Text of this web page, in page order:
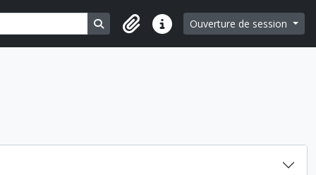
Search in browse page
Liens rapidesOuverture de session